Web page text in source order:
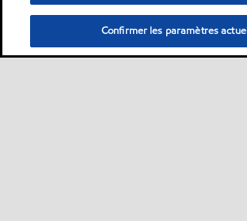
Confirmer les paramètres